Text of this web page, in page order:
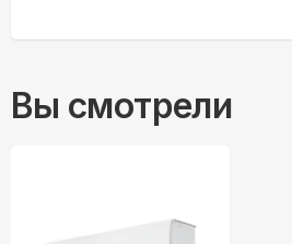
Вы смотрели